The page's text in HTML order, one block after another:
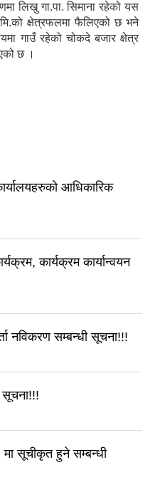
लिखु गा.पा. सिमाना रहेको यस
क्षेत्रफलमा फैलिएको छ भने
गाउँ रहेको चोकदे बजार क्षेत्र
छ ।
आधिकारिक
कार्यक्रम कार्यान्वयन
नविकरण सम्बन्धी सूचना!!!
सूचना!!!
सूचीकृत हुने सम्बन्धी